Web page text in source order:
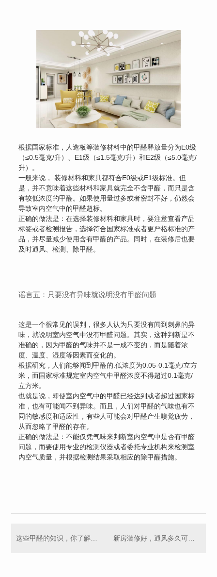
根据国家标准，人造板等装修材料中的甲醛释放量分为E0级
（≤0.5毫克/升）、E1级（≤1.5毫克/升）和E2级（≤5.0毫克/
升）。
一般来说， 装修材料和家具都符合E0级或E1级标准。但
是，并不意味着这些材料和家具就完全不含甲醛，而只是含
有较低浓度的甲醛。如果使用量过多或者密封不好，仍然会
导致室内空气中的甲醛超标。
正确的做法是：在选择装修材料和家具时，要注意查看产品
标签或者检测报告，选择符合国家标准或者更严格标准的产
品，并尽量减少使用含有甲醛的产品。同时，在装修后也要
及时通风、检测、除甲醛。
谣言五：只要没有异味就说明没有甲醛问题
这是一个很常见的误判，很多人认为只要没有闻到刺鼻的异
味，就说明室内空气中没有甲醛问题。其实，这种判断是不
准确的，因为甲醛的气味并不是一成不变的，而是随着浓
度、温度、湿度等因素而变化的。
根据研究，人们能够闻到甲醛的.低浓度为0.05-0.1毫克/立方
米，而国家标准规定室内空气中甲醛浓度不得超过0.1毫克/
立方米。
也就是说，即使室内空气中的甲醛已经达到或者超过国家标
准，也有可能闻不到异味。而且，人们对甲醛的气味也有不
同的敏感度和适应性，有些人可能会对甲醛产生嗅觉疲劳，
从而忽略了甲醛的存在。
正确的做法是：不能仅凭气味来判断室内空气中是否有甲醛
问题，而要使用专业的检测仪器或者委托专业机构来检测室
内空气质量，并根据检测结果采取相应的除甲醛措施。
这些甲醛的知识，你了解过吗？ 新房装修好，通风多久可以入住？